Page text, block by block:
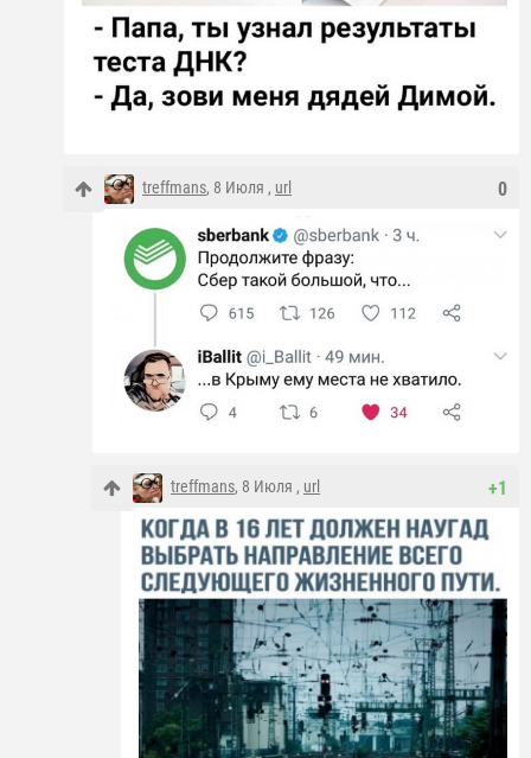
0
treffmans, 8 Июля , url
+1
treffmans, 8 Июля , url